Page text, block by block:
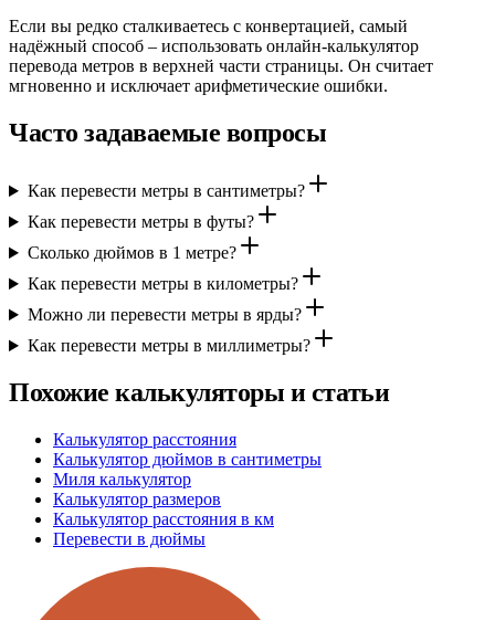
Если вы редко сталкиваетесь с конвертацией, самый
надёжный способ – использовать онлайн-калькулятор
перевода метров в верхней части страницы. Он считает
мгновенно и исключает арифметические ошибки.
Часто задаваемые вопросы
Как перевести метры в сантиметры?
Как перевести метры в футы?
Сколько дюймов в 1 метре?
Как перевести метры в километры?
Можно ли перевести метры в ярды?
Как перевести метры в миллиметры?
Похожие калькуляторы и статьи
Калькулятор расстояния
Калькулятор дюймов в сантиметры
Миля калькулятор
Калькулятор размеров
Калькулятор расстояния в км
Перевести в дюймы